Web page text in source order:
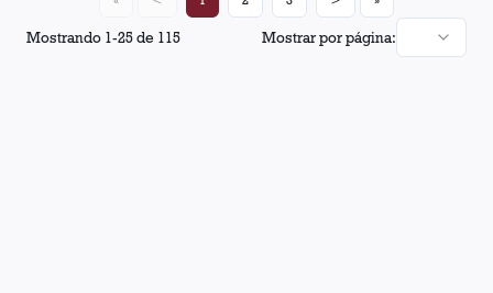
Mostrando 1-25de 115 Mostrar por página: